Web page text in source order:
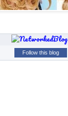
Follow this blog